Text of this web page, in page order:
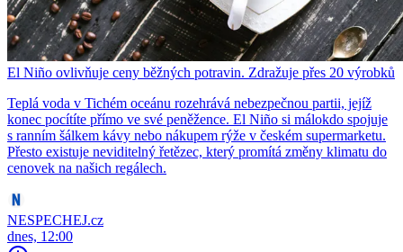
El Niño ovlivňuje ceny běžných potravin. Zdražuje přes 20 výrobků
Teplá voda v Tichém oceánu rozehrává nebezpečnou partii, jejíž
konec pocítíte přímo ve své peněžence. El Niño si málokdo spojuje
s ranním šálkem kávy nebo nákupem rýže v českém supermarketu.
Přesto existuje neviditelný řetězec, který promítá změny klimatu do
cenovek na našich regálech.
NESPECHEJ.cz
dnes, 12:00